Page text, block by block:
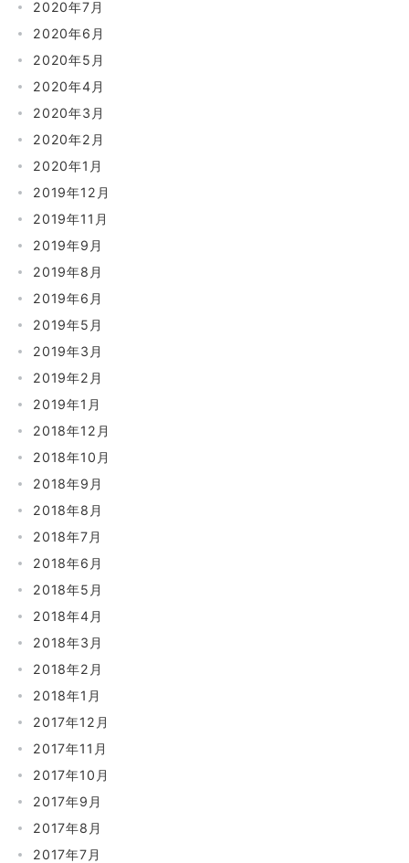
2020年7月
2020年6月
2020年5月
2020年4月
2020年3月
2020年2月
2020年1月
2019年12月
2019年11月
2019年9月
2019年8月
2019年6月
2019年5月
2019年3月
2019年2月
2019年1月
2018年12月
2018年10月
2018年9月
2018年8月
2018年7月
2018年6月
2018年5月
2018年4月
2018年3月
2018年2月
2018年1月
2017年12月
2017年11月
2017年10月
2017年9月
2017年8月
2017年7月